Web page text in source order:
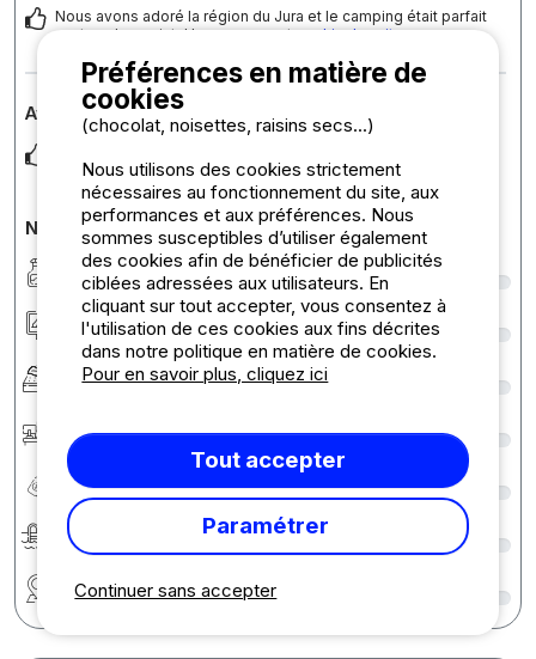
Nous avons adoré la région du Jura et le camping était parfait
sur tous les points! Les gens sont a ... Lire la suite
Avis sur l'hébergement : Vénus 22 m²
Notes détaillées du camping
Propreté
Hébergement/Emplacement
Confort
Rapport qualité/prix
Continuer sans accepter
Préférences en matière de
cookies
(chocolat, noisettes, raisins secs...)
Nous utilisons des cookies strictement
nécessaires au fonctionnement du site, aux
performances et aux préférences. Nous
sommes susceptibles d’utiliser également
des cookies afin de bénéficier de publicités
ciblées adressées aux utilisateurs. En
cliquant sur tout accepter, vous consentez à
l'utilisation de ces cookies aux fins décrites
dans notre politique en matière de cookies.
Pour en savoir plus, cliquez ici
Tout accepter
Paramétrer